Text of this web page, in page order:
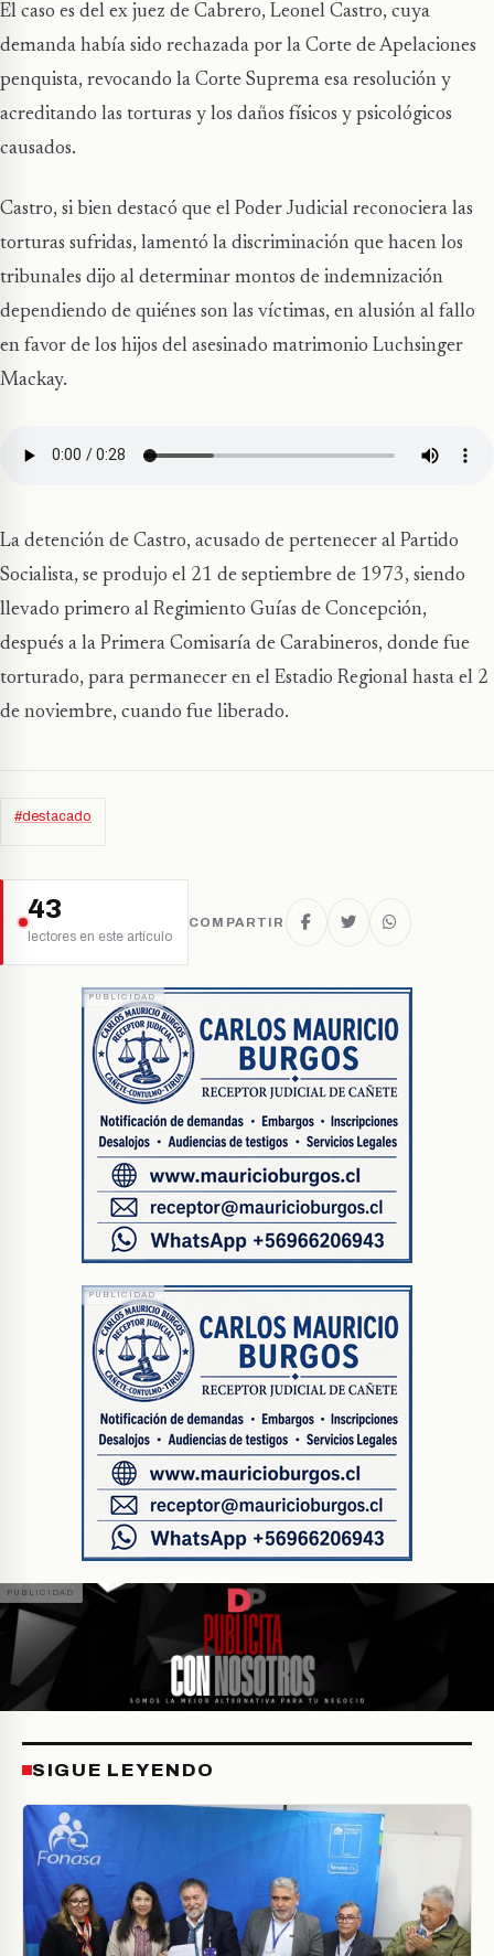
El caso es del ex juez de Cabrero, Leonel Castro, cuya
demanda había sido rechazada por la Corte de Apelaciones
penquista, revocando la Corte Suprema esa resolución y
acreditando las torturas y los daños físicos y psicológicos
causados.
Castro, si bien destacó que el Poder Judicial reconociera las
torturas sufridas, lamentó la discriminación que hacen los
tribunales dijo al determinar montos de indemnización
dependiendo de quiénes son las víctimas, en alusión al fallo
en favor de los hijos del asesinado matrimonio Luchsinger
Mackay.
La detención de Castro, acusado de pertenecer al Partido
Socialista, se produjo el 21 de septiembre de 1973, siendo
llevado primero al Regimiento Guías de Concepción,
después a la Primera Comisaría de Carabineros, donde fue
torturado, para permanecer en el Estadio Regional hasta el 2
de noviembre, cuando fue liberado.
#destacado
43
lectores en este artículo
COMPARTIR
SIGUE LEYENDO